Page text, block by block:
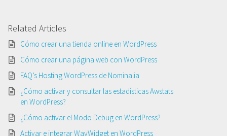
Related Articles
Cómo crear una tienda online en WordPress
Cómo crear una página web con WordPress
FAQ’s Hosting WordPress de Nominalia
¿Cómo activar y consultar las estadísticas Awstats
en WordPress?
¿Cómo activar el Modo Debug en WordPress?
Activar e integrar WayWidget en WordPress